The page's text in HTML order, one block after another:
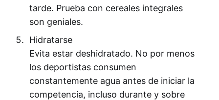
tarde. Prueba con cereales integrales
son geniales.
Hidratarse
Evita estar deshidratado. No por menos
los deportistas consumen
constantemente agua antes de iniciar la
competencia, incluso durante y sobre